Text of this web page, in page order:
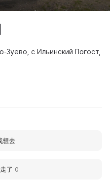
с Ильинский Погост,
想去
了 0